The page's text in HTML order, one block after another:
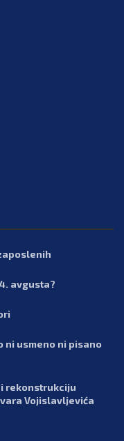
avgusta?
ni usmeno ni pisano
rekonstrukciju
Vojislavljevića